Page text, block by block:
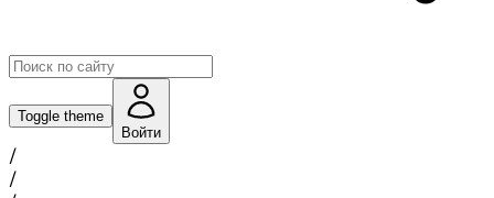
Toggle theme
Войти
/
/